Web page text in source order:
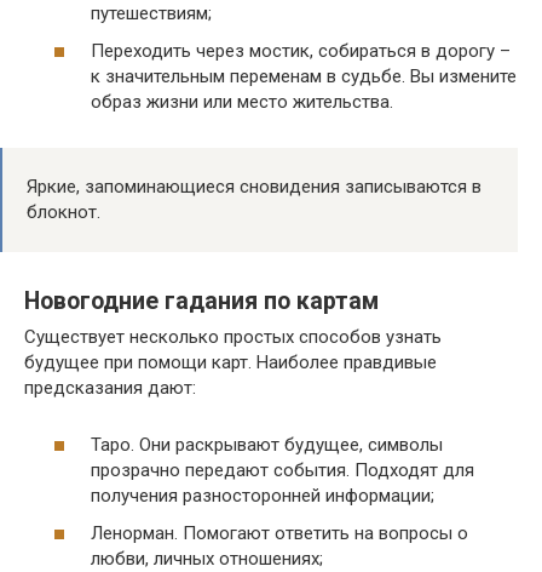
путешествиям;
Переходить через мостик, собираться в дорогу –
к значительным переменам в судьбе. Вы измените
образ жизни или место жительства.
Яркие, запоминающиеся сновидения записываются в
блокнот.
Новогодние гадания по картам
Существует несколько простых способов узнать
будущее при помощи карт. Наиболее правдивые
предсказания дают:
Таро. Они раскрывают будущее, символы
прозрачно передают события. Подходят для
получения разносторонней информации;
Ленорман. Помогают ответить на вопросы о
любви, личных отношениях;